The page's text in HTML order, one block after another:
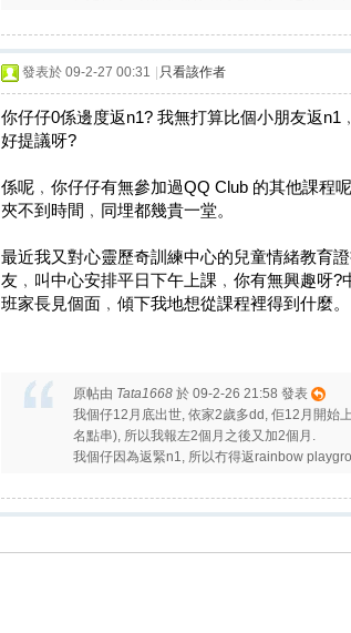
發表於 09-2-27 00:31 只看該作者
你仔仔0係邊度返n1? 我無打算比個小朋友返
好提議呀?
係呢﹐你仔仔有無參加過QQ Club 的其他課程
夾不到時間﹐同埋都幾貴一堂。
最近我又對心靈歷奇訓練中心的兒童情緒教育
友﹐叫中心安排平日下午上課﹐你有無興趣呀
班家長見個面﹐傾下我地想從課程裡得到什麼。
原帖由 Tata1668 於 09-2-26 21:58 發表
我個仔12月底出世, 依家2歲多dd, 佢12月開始
名點串), 所以我報左2個月之後又加2個月.
我個仔因為返緊n1, 所以冇得返rainbow